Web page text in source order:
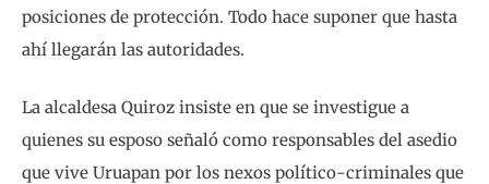
posiciones de protección. Todo hace suponer que hasta
ahí llegarán las autoridades.
La alcaldesa Quiroz insiste en que se investigue a
quienes su esposo señaló como responsables del asedio
que vive Uruapan por los nexos político-criminales que